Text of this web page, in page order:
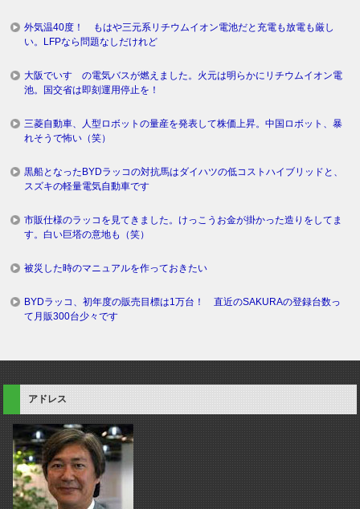
外気温40度！ もはや三元系リチウムイオン電池だと充電も放電も厳し
い。LFPなら問題なしだけれど
大阪でいすゞの電気バスが燃えました。火元は明らかにリチウムイオン電
池。国交省は即刻運用停止を！
三菱自動車、人型ロボットの量産を発表して株価上昇。中国ロボット、暴
れそうで怖い（笑）
黒船となったBYDラッコの対抗馬はダイハツの低コストハイブリッドと、
スズキの軽量電気自動車です
市販仕様のラッコを見てきました。けっこうお金が掛かった造りをしてま
す。白い巨塔の意地も（笑）
被災した時のマニュアルを作っておきたい
BYDラッコ、初年度の販売目標は1万台！ 直近のSAKURAの登録台数っ
て月販300台少々です
アドレス